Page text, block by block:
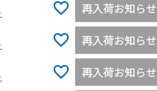
再入荷お知らせ
再入荷お知らせ
再入荷お知らせ